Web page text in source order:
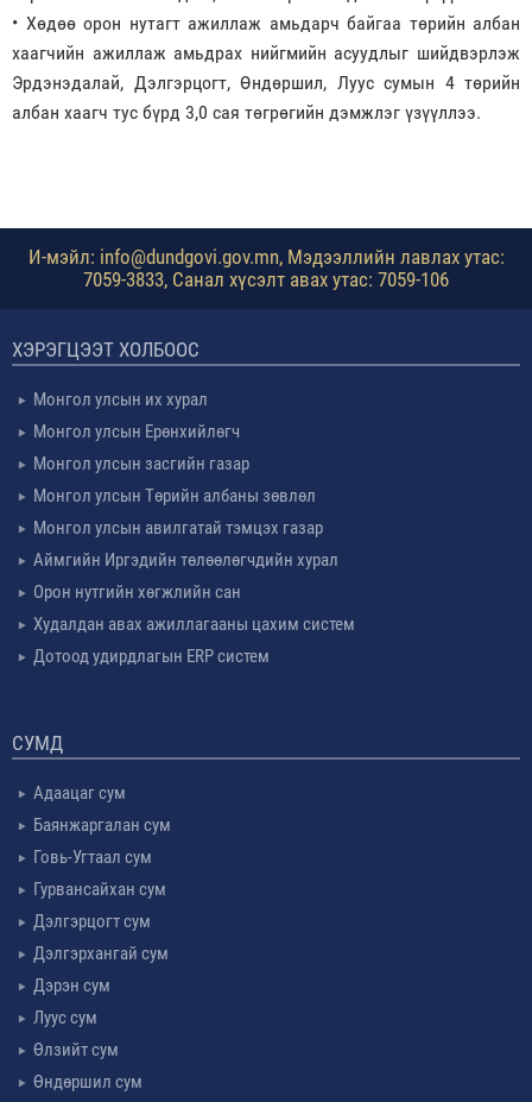
• Хөдөө орон нутагт ажиллаж амьдарч байгаа төрийн албан
хаагчийн ажиллаж амьдрах нийгмийн асуудлыг шийдвэрлэж
Эрдэнэдалай, Дэлгэрцогт, Өндөршил, Луус сумын 4 төрийн
албан хаагч тус бүрд 3,0 сая төгрөгийн дэмжлэг үзүүллээ.
И-мэйл: info@dundgovi.gov.mn, Мэдээллийн лавлах утас:
7059-3833, Санал хүсэлт авах утас: 7059-106
ХЭРЭГЦЭЭТ ХОЛБООС
Монгол улсын их хурал
Монгол улсын Ерөнхийлөгч
Монгол улсын засгийн газар
Монгол улсын Төрийн албаны зөвлөл
Монгол улсын авилгатай тэмцэх газар
Аймгийн Иргэдийн төлөөлөгчдийн хурал
Орон нутгийн хөгжлийн сан
Худалдан авах ажиллагааны цахим систем
Дотоод удирдлагын ERP систем
СУМД
Адаацаг сум
Баянжаргалан сум
Говь-Угтаал сум
Гурвансайхан сум
Дэлгэрцогт сум
Дэлгэрхангай сум
Дэрэн сум
Луус сум
Өлзийт сум
Өндөршил сум